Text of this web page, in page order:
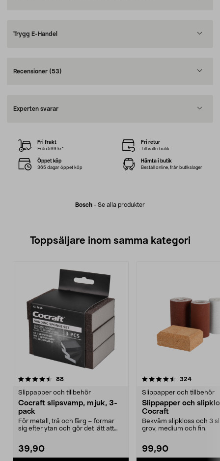
Trygg E-Handel
Recensioner (53)
Experten svarar
Bosch - Se alla produkter
Fri frakt
Från 599 kr*
Fri retur
Till valfri butik
Öppet köp
365 dagar öppet köp
Hämta i butik
Beställ online, från butikslager
Toppsäljare inom samma kategori
88recensioner
Slippapper och tillbehör
Cocraft slipsvamp, mjuk, 3-
pack
För metall, trä och färg – formar
sig efter ytan och gör det lätt att
39,90
4.5 av 5 stjärnor 324
Slippapper och tillbehör
Slippapper och
Cocraft
Bekväm slipkloss och 3
grov, medium och fin.
99,90
4.5 av 5 stjärnor